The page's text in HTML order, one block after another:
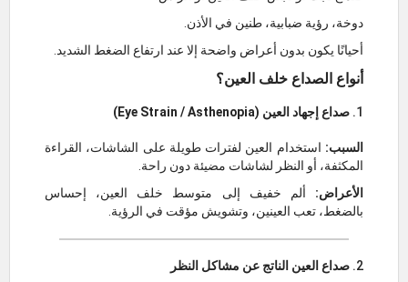
دوخة، رؤية ضبابية، طنين في الأذن.
أحيانًا يكون بدون أعراض واضحة إلا عند ارتفاع الضغط الشديد.
أنواع الصداع خلف العين؟
1. صداع إجهاد العين (Eye Strain / Asthenopia)
السبب: استخدام العين لفترات طويلة على الشاشات، القراءة
المكثفة، أو النظر لشاشات مضيئة دون راحة.
الأعراض: ألم خفيف إلى متوسط خلف العين، إحساس
بالضغط، تعب العينين، وتشويش مؤقت في الرؤية.
2. صداع العين الناتج عن مشاكل النظر